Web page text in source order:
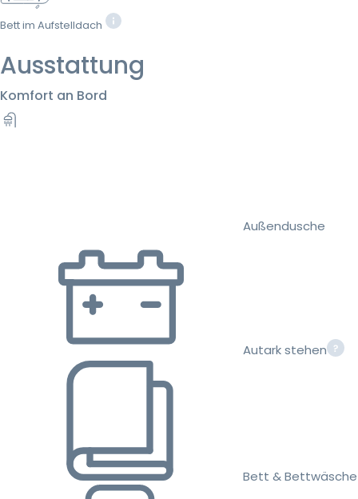
Bett im Aufstelldach
Ausstattung
Komfort an Bord
Außendusche
Autark stehen
Bett & Bettwäsche